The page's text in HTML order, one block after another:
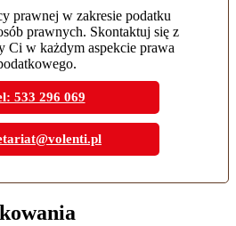
prawnej w zakresie podatku
prawnych. Skontaktuj się z
Ci w każdym aspekcie prawa
533 296 069